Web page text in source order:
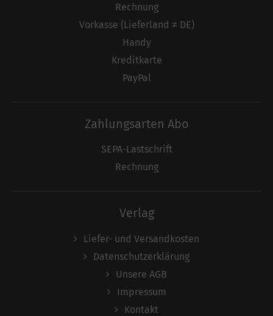
Rechnung
Vorkasse (Lieferland ≠ DE)
Handy
Kreditkarte
PayPal
Zahlungsarten Abo
SEPA-Lastschrift
Rechnung
Verlag
Liefer- und Versandkosten
Datenschutzerklärung
Unsere AGB
Impressum
Kontakt